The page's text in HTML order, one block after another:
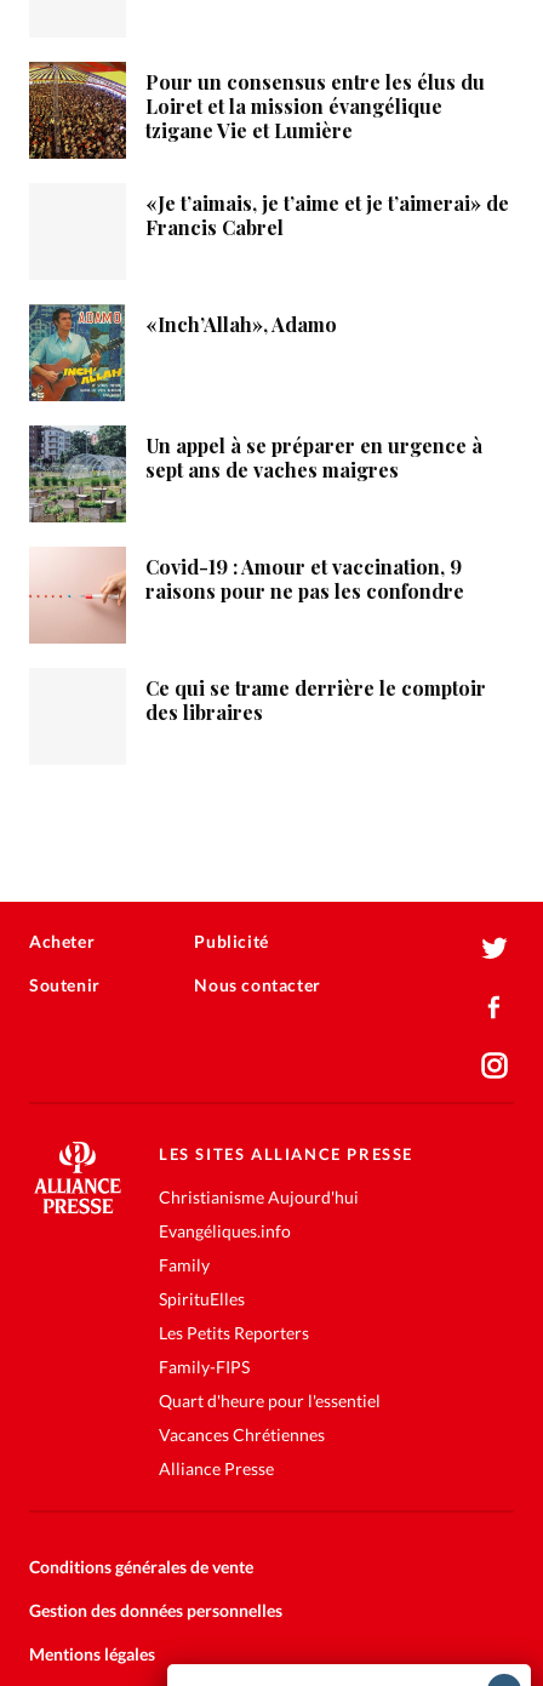
Pour un consensus entre les élus du
Loiret et la mission évangélique
tzigane Vie et Lumière
«Je t’aimais, je t’aime et je t’aimerai» de
Francis Cabrel
«Inch’Allah», Adamo
Un appel à se préparer en urgence à
sept ans de vaches maigres
Covid-19 : Amour et vaccination, 9
raisons pour ne pas les confondre
Ce qui se trame derrière le comptoir
des libraires
Acheter
Soutenir
Publicité
Nous contacter
LES SITES ALLIANCE PRESSE
Christianisme Aujourd'hui
Evangéliques.info
Family
SpirituElles
Les Petits Reporters
Family-FIPS
Quart d'heure pour l'essentiel
Vacances Chrétiennes
Alliance Presse
Conditions générales de vente
Gestion des données personnelles
Mentions légales